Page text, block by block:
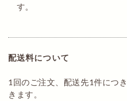
す。
配送料について
1回のご注文、配送先1件につ
きます。